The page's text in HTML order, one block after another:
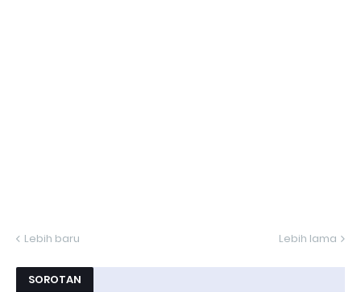
Lebih baru Lebih lama
SOROTAN